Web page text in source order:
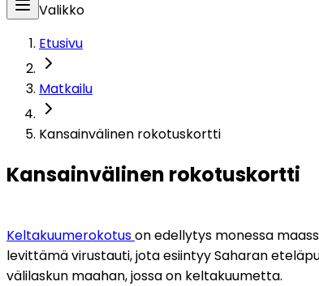
Valikko
Etusivu
Matkailu
Kansainvälinen rokotuskortti
Kansainvälinen rokotuskortti
Keltakuumerokotus on edellytys monessa
levittämä virustauti, jota esiintyy Saharan
välilaskun maahan, jossa on keltakuumetta.